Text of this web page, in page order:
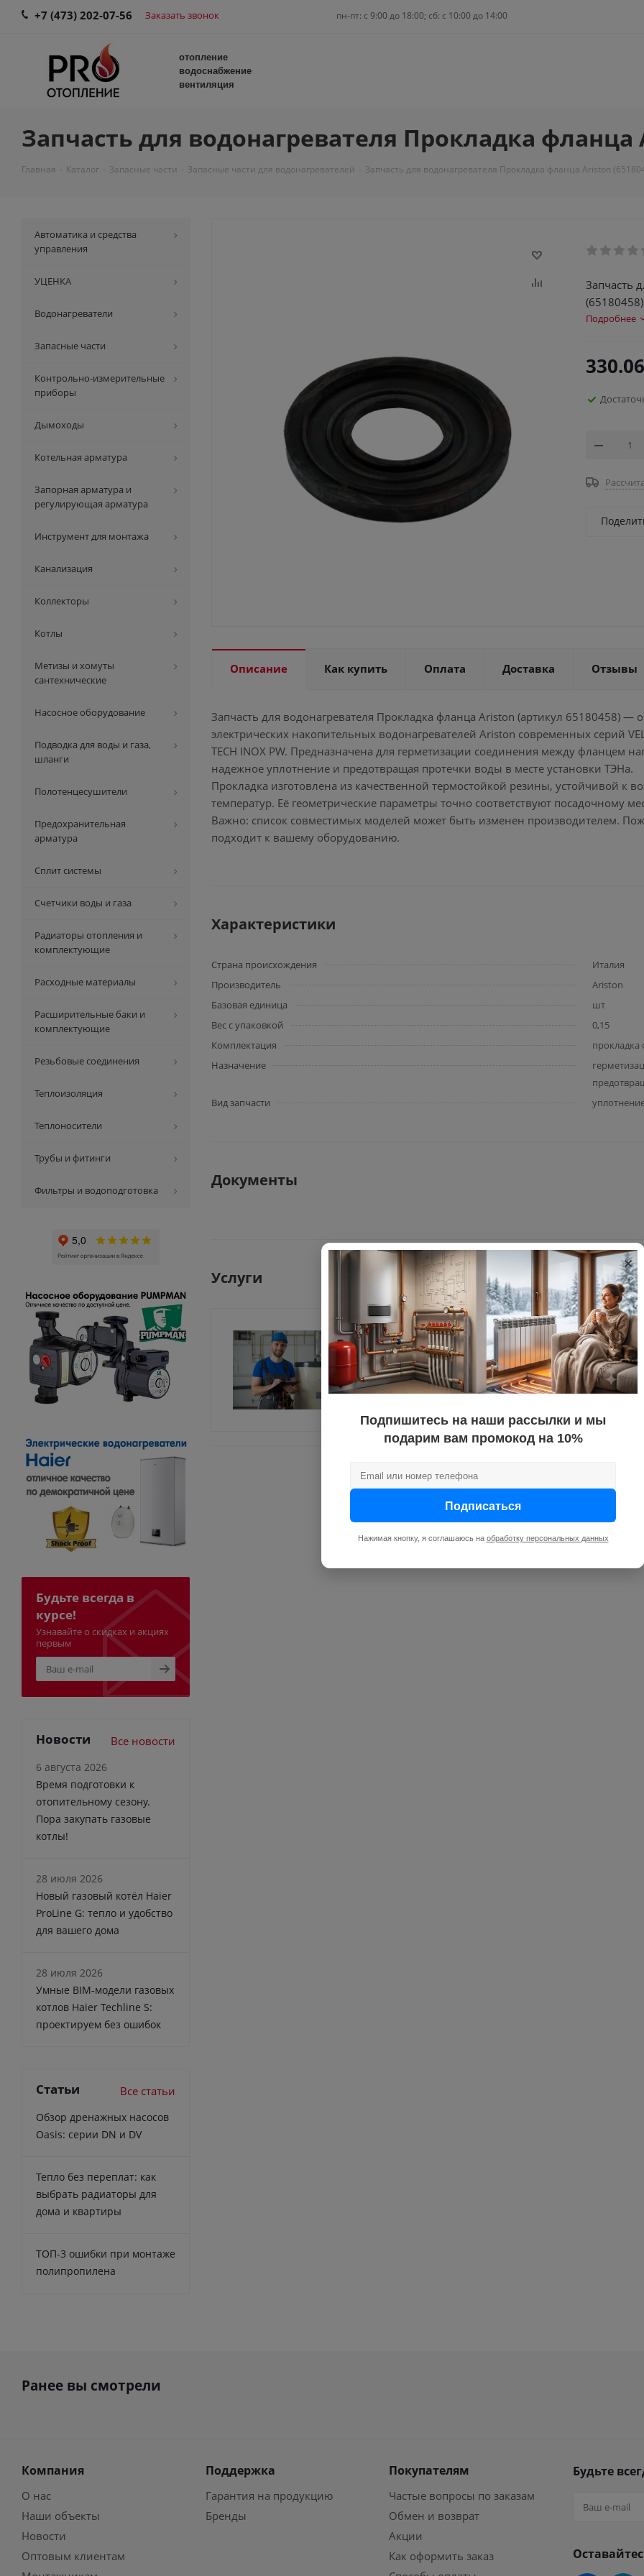
+7 (473) 202-07-56 Заказать звонок пн-пт: c 9:00 до 18:00; сб: с 10:00 до 14:00
отопление
водоснабжение
вентиляция
Запчасть для водонагревателя Прокладка фланца
Главная - Каталог - Запасные части - Запасные части для водонагревателей - Запчасть для водонагревателя Прокладка фланца Ariston
Запчасть
(65180458)
Подробнее
330.06
Описание Как купить Оплата Доставка Отзывы
Запчасть для водонагревателя Прокладка фланца Ariston (артикул 65180458) —
электрических накопительных водонагревателей Ariston современных серий
TECH INOX PW. Предназначена для герметизации соединения между фланцем
надежное уплотнение и предотвращая протечки воды в месте установки ТЭНа.
Прокладка изготовлена из качественной термостойкой резины, устойчивой к
температур. Её геометрические параметры точно соответствуют посадочному
Важно: список совместимых моделей может быть изменен производителем.
подходит к вашему оборудованию.
Характеристики
Страна происхождения
Италия
Производитель
Ariston
Базовая единица
шт
Вес с упаковкой
0,15
Комплектация
прокладка
Назначение
Вид запчасти
Документы
Услуги
Ремонт водонагревателей
PROотопление предлагает услуги по гарантийному
Воронеже. Выполним работы качественно в
Автоматика и средства
управления
УЦЕНКА
Водонагреватели
Запасные части
Контрольно-измерительные
приборы
Дымоходы
Котельная арматура
Запорная арматура и
регулирующая арматура
Инструмент для монтажа
Канализация
Коллекторы
Котлы
Метизы и хомуты
сантехнические
Насосное оборудование
Подводка для воды и газа,
шланги
Полотенцесушители
Предохранительная
арматура
Сплит системы
Счетчики воды и газа
Радиаторы отопления и
комплектующие
Расходные материалы
Расширительные баки и
комплектующие
Резьбовые соединения
Теплоизоляция
Теплоносители
Трубы и фитинги
Фильтры и водоподготовка
Будьте всегда в
курсе!
Узнавайте о скидках и акциях
первым
Новости Все новости
6 августа 2026
Время подготовки к
отопительному сезону.
Пора закупать газовые
котлы!
28 июля 2026
Новый газовый котёл Haier
ProLine G: тепло и удобство
для вашего дома
28 июля 2026
Умные BIM-модели газовых
котлов Haier Techline S:
проектируем без ошибок
Статьи Все статьи
Обзор дренажных насосов
Oasis: серии DN и DV
Тепло без переплат: как
выбрать радиаторы для
дома и квартиры
ТОП-3 ошибки при монтаже
полипропилена
Ранее вы смотрели
Компания
О нас
Наши объекты
Новости
Оптовым клиентам
Поддержка
Гарантия на продукцию
Бренды
Покупателям
Частые вопросы по заказам
Обмен и возврат
Акции
Как оформить заказ
Будьте
×
Подпишитесь на наши рассылки и мы
подарим вам промокод на 10%
Подписаться
Нажимая кнопку, я соглашаюсь на обработку персональных данных